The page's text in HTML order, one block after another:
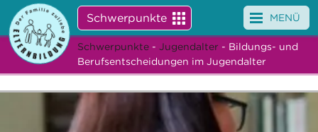
Schwerpunkte
Angebote
MENÜ
Schwerpunkte - Jugendalter - Bildungs- und
Berufsentscheidungen im Jugendalter